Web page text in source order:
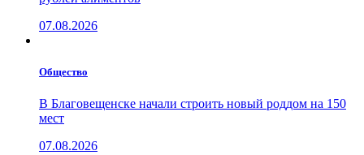
07.08.2026
Общество
В Благовещенске начали строить новый роддом на 150
мест
07.08.2026